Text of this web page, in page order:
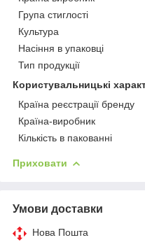
Група стиглості
Культура
Насіння в упаковці
Тип продукції
Користувальницькі
Країна реєстрації бренду
Країна-виробник
Кількість в пакованні
Приховати
Умови доставки
Нова Пошта